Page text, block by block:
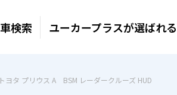
検索 ユーカープラスが選ばれ
トヨタ プリウス A BSM レーダークルーズ HUD